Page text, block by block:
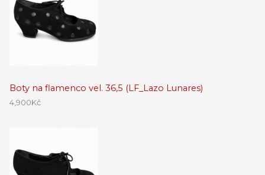
Boty na flamenco vel. 36,5 (LF_Lazo Lunares)
4,900Kč